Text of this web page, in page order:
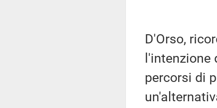
D'Orso,
percorsi di